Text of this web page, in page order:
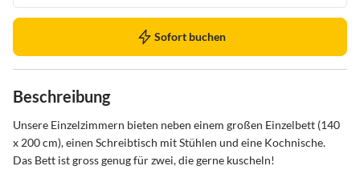
Sofort buchen
Beschreibung
Unsere Einzelzimmern bieten neben einem großen Einzelbett (140
x 200 cm), einen Schreibtisch mit Stühlen und eine Kochnische.
Das Bett ist gross genug für zwei, die gerne kuscheln!